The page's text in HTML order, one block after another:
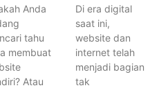
Anda
tahu
membuat
Atau
Di era digital
saat ini,
website dan
internet telah
menjadi bagian
tak